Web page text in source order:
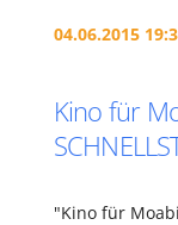
04.06.2015
Kino für
"Kino für